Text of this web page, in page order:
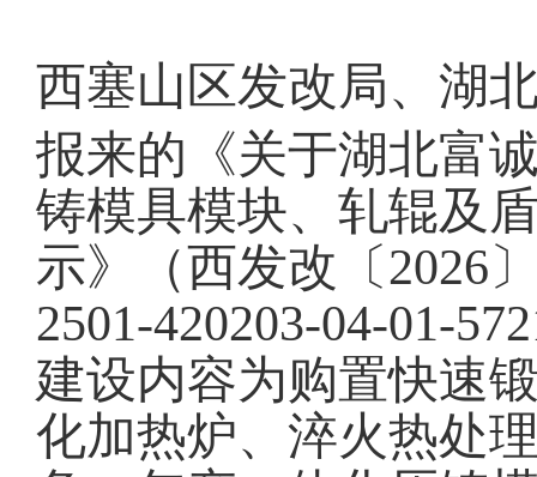
西塞山区发改局、湖
报来的《关于湖北富
铸模具模块、轧辊及
示》（西发改〔2026
2501-420203-04-01-
建设内容为购置快速
化加热炉、淬火热处